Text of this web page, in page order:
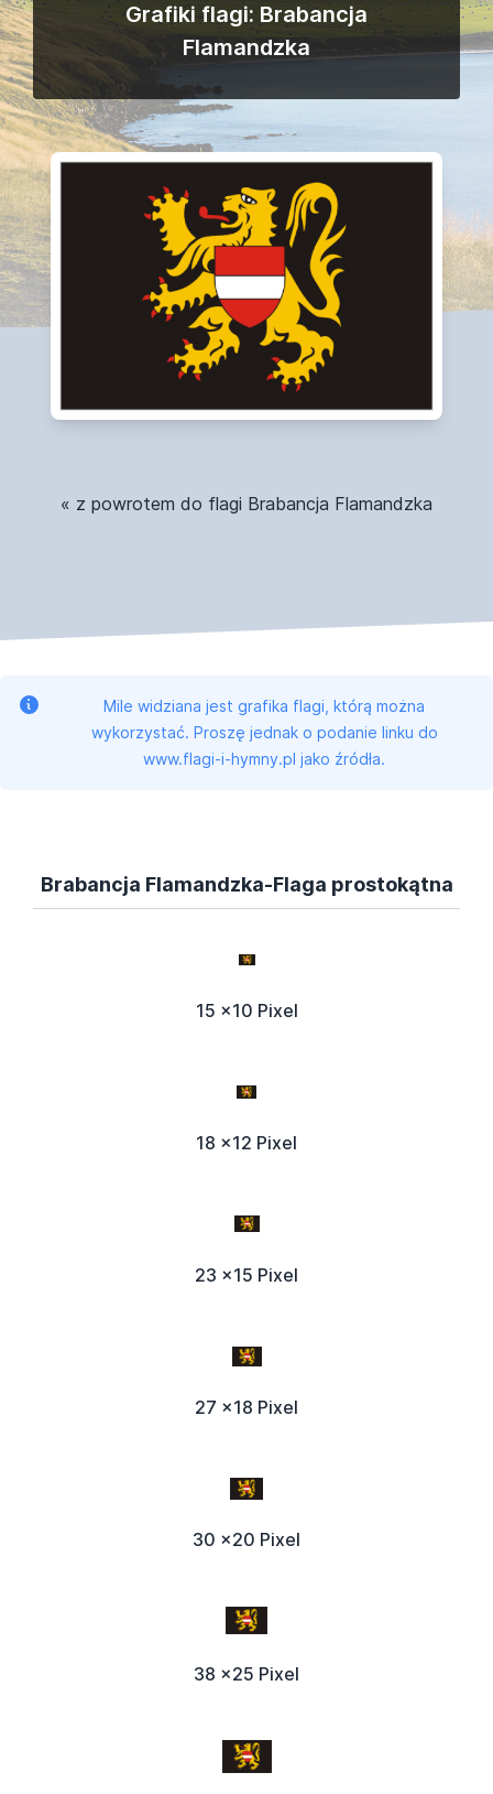
Grafiki flagi: Brabancja
Flamandzka
« z powrotem do flagi Brabancja Flamandzka
Mile widziana jest grafika flagi, którą można
wykorzystać. Proszę jednak o podanie linku do
www.flagi-i-hymny.pl jako źródła.
Brabancja Flamandzka-Flaga prostokątna
15 x10 Pixel
18 x12 Pixel
23 x15 Pixel
27 x18 Pixel
30 x20 Pixel
38 x25 Pixel